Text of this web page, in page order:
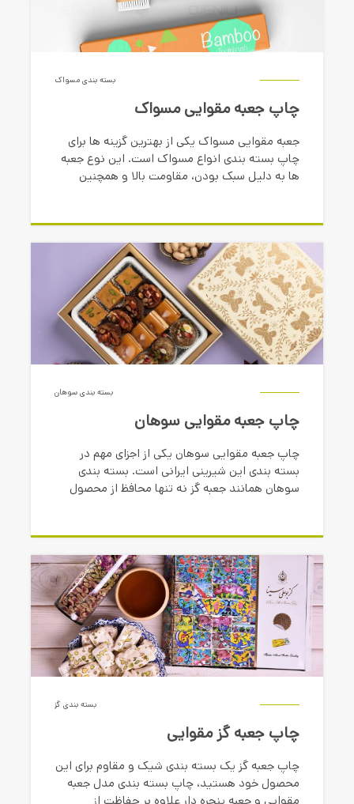
بسته بندی مسواک
چاپ جعبه مقوایی مسواک
جعبه مقوایی مسواک یکی از بهترین گزینه ها برای
چاپ بسته بندی انواع مسواک است. این نوع جعبه
ها به دلیل سبک بودن، مقاومت بالا و همچنین
بسته بندی سوهان
چاپ جعبه مقوایی سوهان
چاپ جعبه مقوایی سوهان یکی از اجزای مهم در
بسته بندی این شیرینی ایرانی است. بسته بندی
سوهان همانند جعبه گز نه تنها محافظ از محصول
بسته بندی گز
چاپ جعبه گز مقوایی
چاپ جعبه گز یک بسته بندی شیک و مقاوم برای این
محصول خود هستید، چاپ بسته بندی مدل جعبه
مقوایی و جعبه پنجره دار علاوه بر حفاظت از